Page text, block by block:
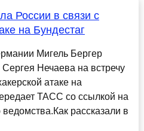
России в связи с
на Бундестаг
Мигель Бергер
Нечаева на встречу
атаке на
ТАСС со ссылкой на
рассказали в